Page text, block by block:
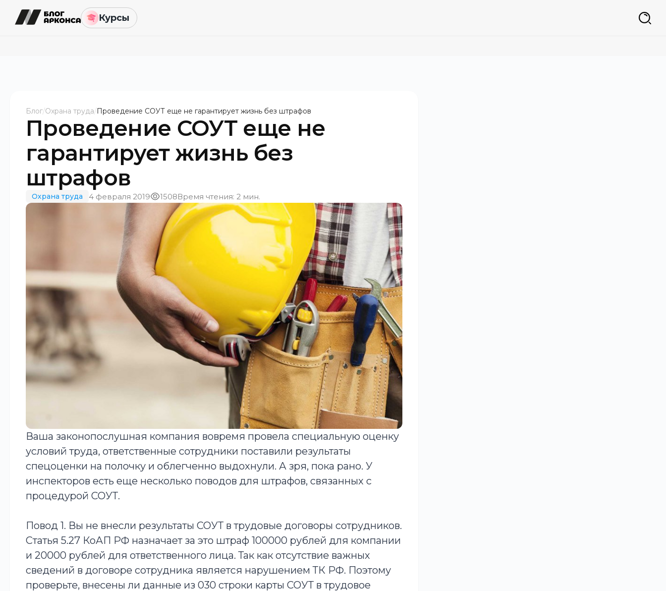
Курсы
Блог/Охрана труда/Проведение СОУТ еще не гарантирует жизнь без штрафов
Проведение СОУТ еще не
гарантирует жизнь без
штрафов
Охрана труда 4 февраля 2019 1508Время чтения: 2 мин.
Ваша законопослушная компания вовремя провела специальную оценку
условий труда, ответственные сотрудники поставили результаты
спецоценки на полочку и облегченно выдохнули. А зря, пока рано. У
инспекторов есть еще несколько поводов для штрафов, связанных с
процедурой СОУТ.
Повод 1. Вы не внесли результаты СОУТ в трудовые договоры сотрудников.
Статья 5.27 КоАП РФ назначает за это штраф 100000 рублей для компании
и 20000 рублей для ответственного лица. Так как отсутствие важных
сведений в договоре сотрудника является нарушением ТК РФ. Поэтому
проверьте, внесены ли данные из 030 строки карты СОУТ в трудовое